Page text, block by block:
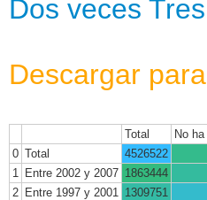
Dos veces
Descargar
Total No
0 Total 4526522
1
Entre 2002 y 2007 1863444
2 Entre 1997 y 2001 1309751